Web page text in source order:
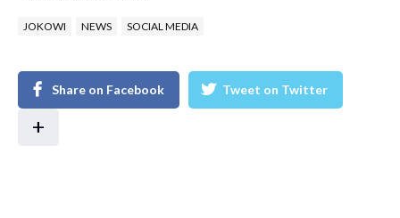
JOKOWI NEWS SOCIAL MEDIA
Share on Facebook Tweet on Twitter
+